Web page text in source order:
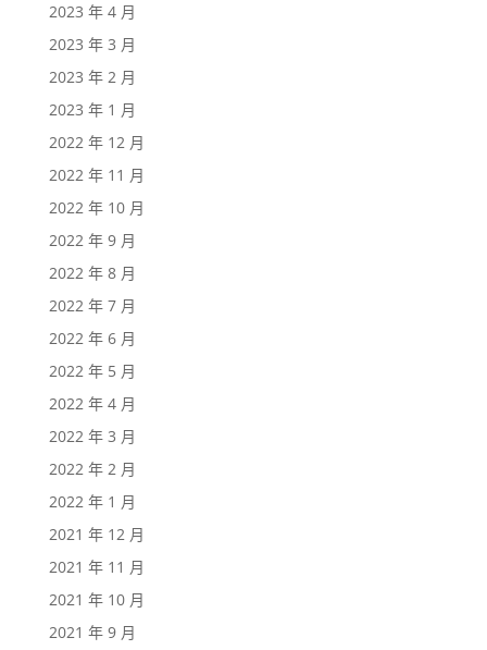
2023 年 4 月
2023 年 3 月
2023 年 2 月
2023 年 1 月
2022 年 12 月
2022 年 11 月
2022 年 10 月
2022 年 9 月
2022 年 8 月
2022 年 7 月
2022 年 6 月
2022 年 5 月
2022 年 4 月
2022 年 3 月
2022 年 2 月
2022 年 1 月
2021 年 12 月
2021 年 11 月
2021 年 10 月
2021 年 9 月